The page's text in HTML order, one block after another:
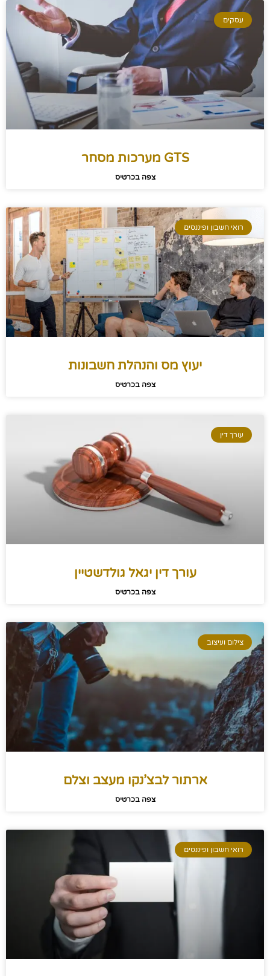
עסקים
GTS מערכות מסחר
צפה בכרטיס
רואי חשבון ופיננסים
יעוץ מס והנהלת חשבונות
צפה בכרטיס
עורך דין
עורך דין יגאל גולדשטיין
צפה בכרטיס
צילום ועיצוב
ארתור לבצ’נקו מעצב וצלם
צפה בכרטיס
רואי חשבון ופיננסים